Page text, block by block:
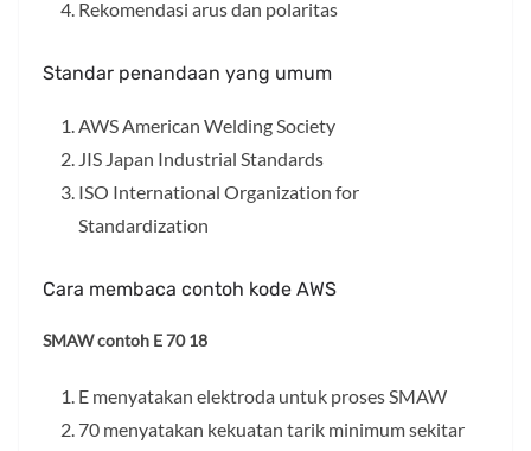
Rekomendasi arus dan polaritas
Standar penandaan yang umum
AWS American Welding Society
JIS Japan Industrial Standards
ISO International Organization for
Standardization
Cara membaca contoh kode AWS
SMAW contoh E 70 18
E menyatakan elektroda untuk proses SMAW
70 menyatakan kekuatan tarik minimum sekitar